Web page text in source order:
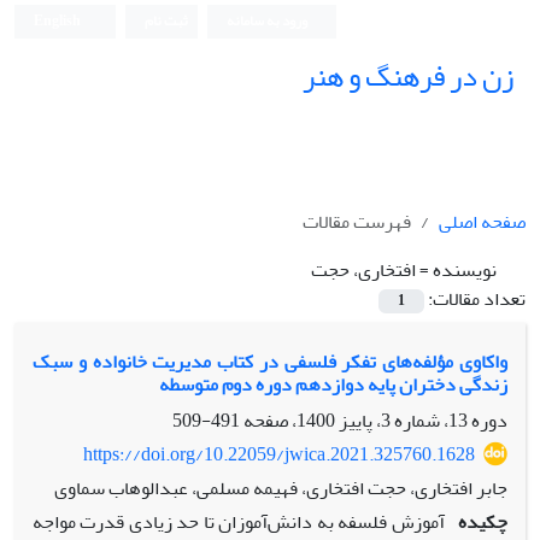
زن در فرهنگ و هنر
صفحه اصلی
فهرست مقالات
نویسنده =افتخاری، حجت
تعداد مقالات:
1
واکاوی مؤلفه‌های تفکر فلسفی در کتاب مدیریت خانواده و سبک
زندگی دختران پایه دوازدهم دوره دوم متوسطه
دوره 13، شماره 3، پاییز 1400، صفحه
491-509
https://doi.org/10.22059/jwica.2021.325760.1628
جابر افتخاری، حجت افتخاری، فهیمه مسلمی، عبدالوهاب سماوی
چکیده آموزش فلسفه به دانش‌آموزان تا حد زیادی قدرت مواجه